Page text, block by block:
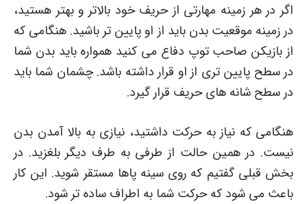
اگر در هر زمینه مهارتی از حریف خود بالاتر و بهتر هستید،
در زمینه موقعیت بدن باید از او پایین تر باشید. هنگامی که
از بازیکن صاحب توپ دفاع می کنید همواره باید بدن شما
در سطح پایین تری از او قرار داشته باشد. چشمان شما باید
در سطح شانه های حریف قرار گیرد.
هنگامی که نیاز به حرکت داشتید، نیازی به بالا آمدن بدن
نیست. در همین حالت از طرفی به طرف دیگر بلغزید. در
بخش قبلی گفتیم که روی سینه پاها مستقر شوید. این کار
باعث می شود که حرکت شما به اطراف ساده تر شود.